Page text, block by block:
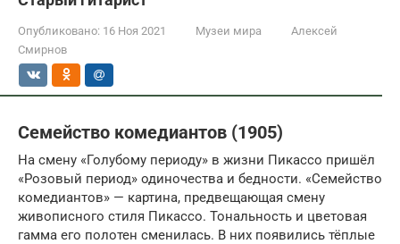
Опубликовано: 16 Ноя 2021 Музеи мира
Алексей
Смирнов
Семейство комедиантов (1905)
На смену «Голубому периоду» в жизни Пикассо пришёл
«Розовый период» одиночества и бедности. «Семейство
комедиантов» — картина, предвещающая смену
живописного стиля Пикассо. Тональность и цветовая
гамма его полотен сменилась. В них появились тёплые